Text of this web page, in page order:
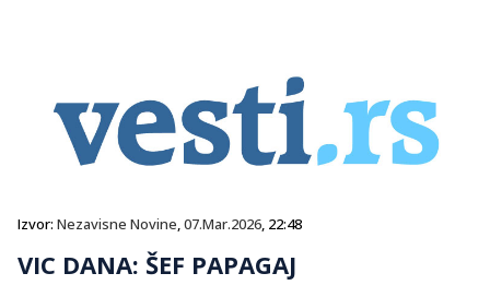
Izvor: Nezavisne Novine,07.Mar.2026, 22:48
VIC DANA: ŠEF PAPAGAJ